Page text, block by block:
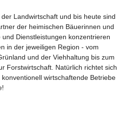
Landwirtschaft und bis heute sind
der heimischen Bäuerinnen und
Dienstleistungen konzentrieren
in der jeweiligen Region - vom
und der Viehhaltung bis zum
Forstwirtschaft. Natürlich richtet sich
wirtschaftende Betriebe